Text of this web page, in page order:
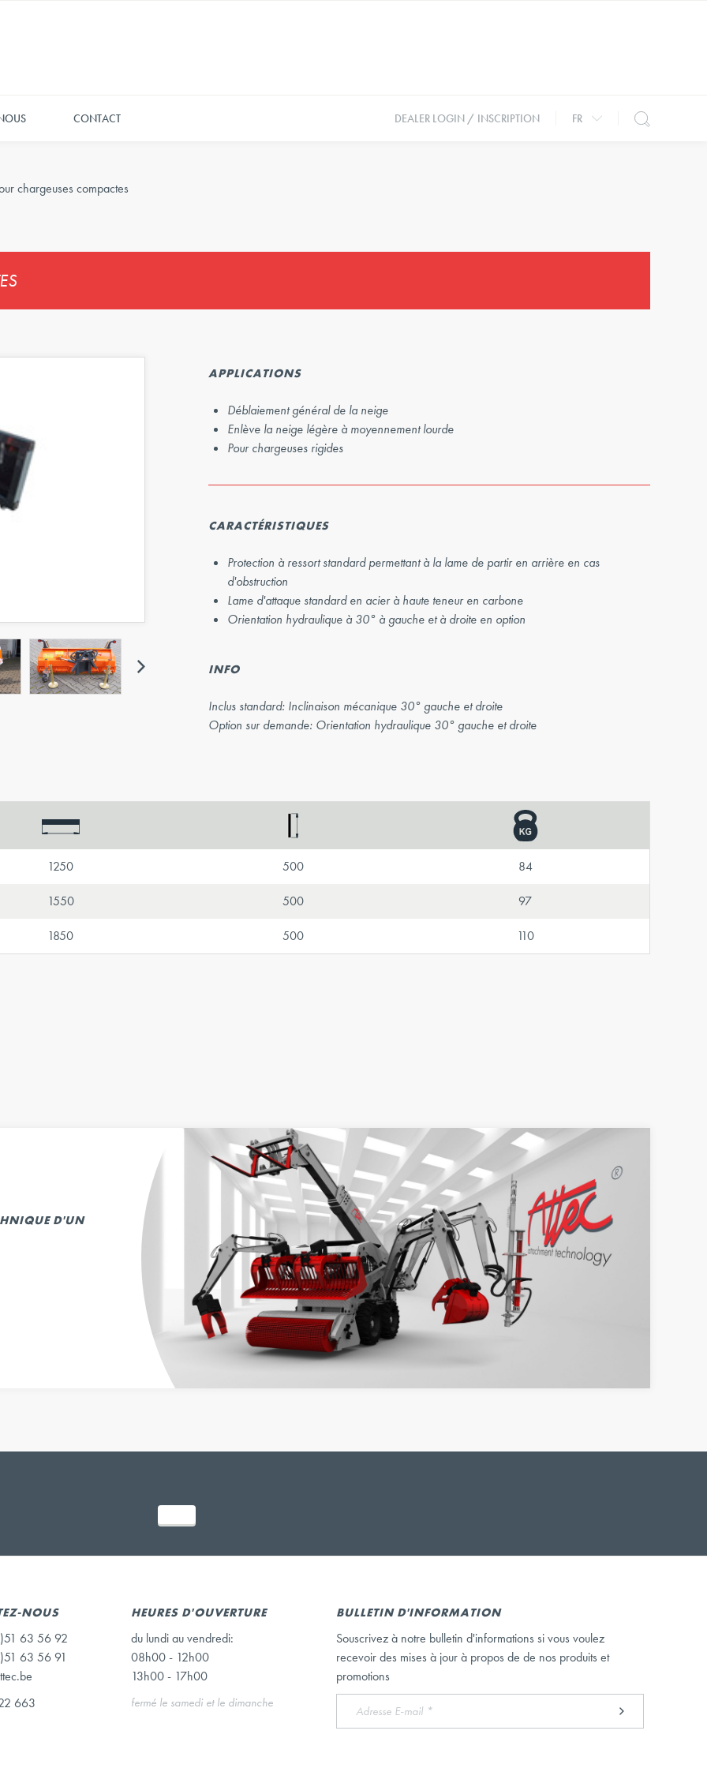
CONTACT DEALER LOGIN / INSCRIPTION FR
chargeuses compactes
APPLICATIONS
Déblaiement général de la neige
Enlève la neige légère à moyennement lourde
Pour chargeuses rigides
CARACTÉRISTIQUES
Protection à ressort standard permettant à la lame de partir en arrière en cas
d'obstruction
Lame d'attaque standard en acier à haute teneur en carbone
Orientation hydraulique à 30° à gauche et à droite en option
INFO
Inclus standard: Inclinaison mécanique 30° gauche et droite
Option sur demande: Orientation hydraulique 30° gauche et droite
1250 500 84
1550 500 97
1850 500 110
D'UN
NOUS
63 56 92
63 56 91
663
HEURES D'OUVERTURE
du lundi au vendredi:
08h00 - 12h00
13h00 - 17h00
fermé le samedi et le dimanche
BULLETIN D'INFORMATION
Souscrivez à notre bulletin d'informations si vous voulez
recevoir des mises à jour à propos de de nos produits et
promotions